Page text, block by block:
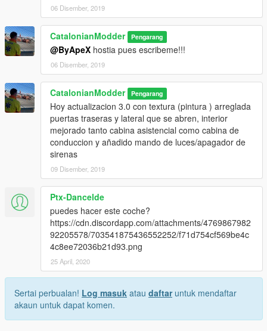
06 Disember, 2019
CatalonianModder Pengarang
@ByApeX hostia pues escribeme!!!
06 Disember, 2019
CatalonianModder Pengarang
Hoy actualizacion 3.0 con textura (pintura ) arreglada
puertas traseras y lateral que se abren, interior
mejorado tanto cabina asistencial como cabina de
conduccion y añadido mando de luces/apagador de
sirenas
09 Disember, 2019
Ptx-Dancelde
puedes hacer este coche?
https://cdn.discordapp.com/attachments/4769867982
92205578/703541875436552252/f71d754cf569be4c
4c8ee72036b21d93.png
25 April, 2020
Sertai perbualan! Log masuk atau daftaruntuk mendaftar
akaun untuk dapat komen.